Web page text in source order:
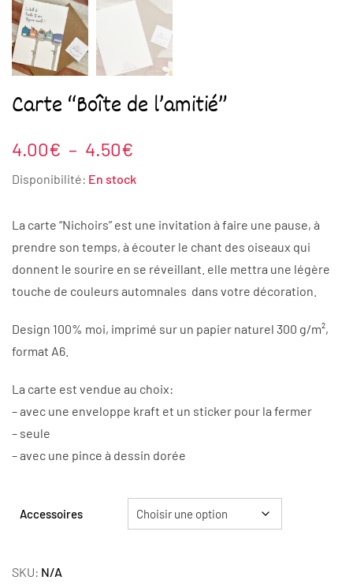
Carte “Boîte de l’amitié”
4.00€ – 4.50€
à
4.50€
Disponibilité: En stock
La carte “Nichoirs” est une invitation à faire une pause, à
prendre son temps, à écouter le chant des oiseaux qui
donnent le sourire en se réveillant. elle mettra une légère
touche de couleurs automnales dans votre décoration.
Design 100% moi, imprimé sur un papier naturel 300 g/m²,
format A6.
La carte est vendue au choix:
– avec une enveloppe kraft et un sticker pour la fermer
– seule
– avec une pince à dessin dorée
Accessoires
SKU: N/A